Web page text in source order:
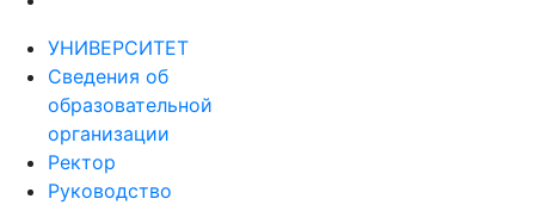
УНИВЕРСИТЕТ
Сведения об
образовательной
организации
Ректор
Руководство